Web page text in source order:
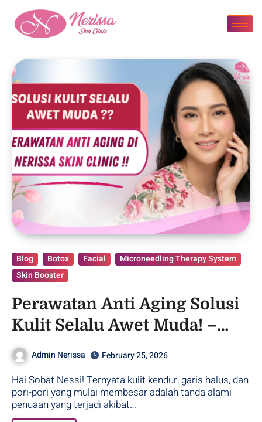
Blog Botox Facial
Microneedling Therapy System
Skin Booster
Perawatan Anti Aging Solusi
Kulit Selalu Awet Muda! –
Purwodadi
Admin Nerissa February 25, 2026
Hai Sobat Nessi! Ternyata kulit kendur, garis halus, dan
pori-pori yang mulai membesar adalah tanda alami
penuaan yang terjadi akibat…